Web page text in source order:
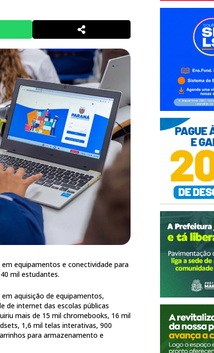
equipamentos e conectividade para
mil estudantes.
aquisição de equipamentos,
de internet das escolas públicas
mais de 15 mil chromebooks, 16 mil
1,6 mil telas interativas, 900
para armazenamento e